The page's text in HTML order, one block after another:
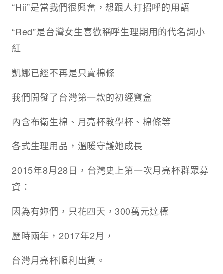
“Hii”是當我們很興奮，想跟人打招呼的用語
“Red”是台灣女生喜歡稱呼生理期用的代名詞小
紅
凱娜已經不再是只賣棉條
我們開發了台灣第一款的初經寶盒
內含布衛生棉、月亮杯教學杯、棉條等
各式生理用品，溫暖守護她成長
2015年8月28日，台灣史上第一次月亮杯群眾募
資：
因為有妳們，只花四天，300萬元達標
歷時兩年，2017年2月，
台灣月亮杯順利出貨。